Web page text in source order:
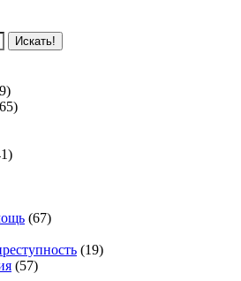
(67)
(19)
(57)